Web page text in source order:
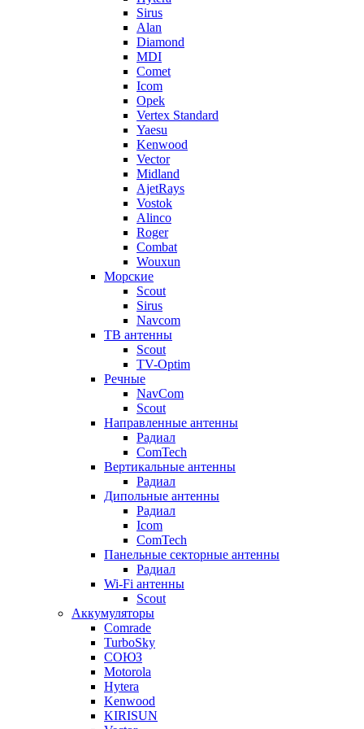
Sirus
Alan
Diamond
MDI
Comet
Icom
Opek
Vertex Standard
Yaesu
Kenwood
Vector
Midland
AjetRays
Vostok
Alinco
Roger
Combat
Wouxun
Морские
Scout
Sirus
Navcom
ТВ антенны
Scout
TV-Optim
Речные
NavCom
Scout
Направленные антенны
Радиал
ComTech
Вертикальные антенны
Радиал
Дипольные антенны
Радиал
Icom
ComTech
Панельные секторные антенны
Радиал
Wi-Fi антенны
Scout
Аккумуляторы
Comrade
TurboSky
СОЮЗ
Motorola
Hytera
Kenwood
KIRISUN